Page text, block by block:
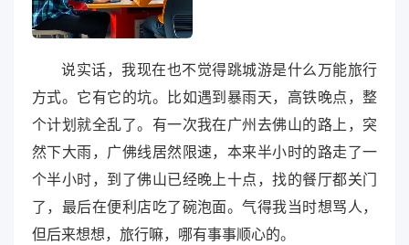
说实话，我现在也不觉得跳城游是什么万能旅行
方式。它有它的坑。比如遇到暴雨天，高铁晚点，整
个计划就全乱了。有一次我在广州去佛山的路上，突
然下大雨，广佛线居然限速，本来半小时的路走了一
个半小时，到了佛山已经晚上十点，找的餐厅都关门
了，最后在便利店吃了碗泡面。气得我当时想骂人，
但后来想想，旅行嘛，哪有事事顺心的。